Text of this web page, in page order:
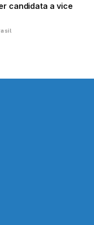
candidata a vice